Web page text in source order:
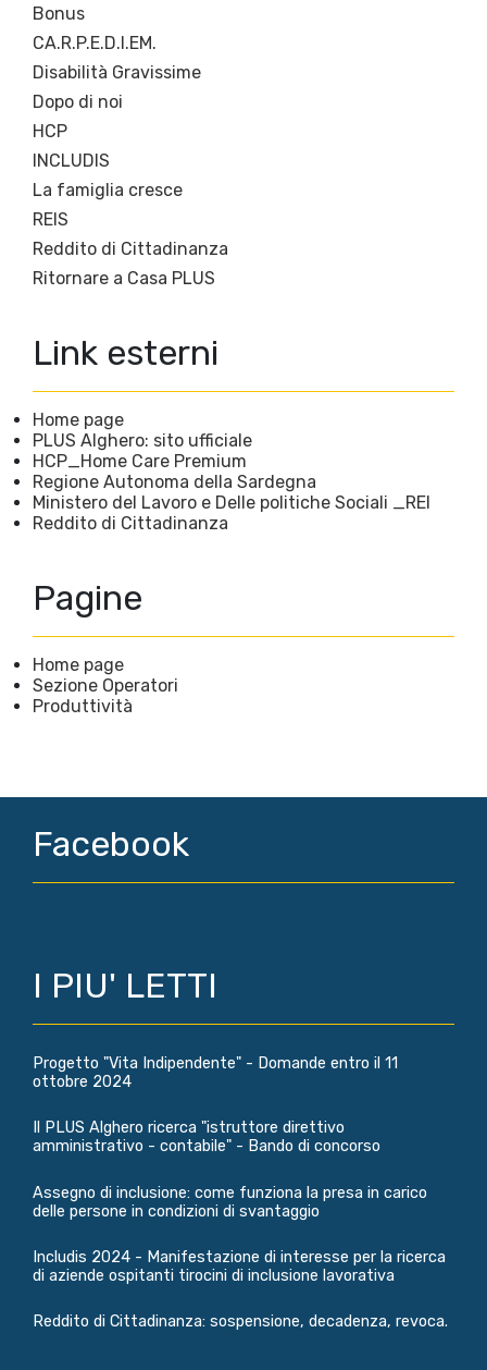
Bonus
CA.R.P.E.D.I.EM.
Disabilità Gravissime
Dopo di noi
HCP
INCLUDIS
La famiglia cresce
REIS
Reddito di Cittadinanza
Ritornare a Casa PLUS
Link esterni
Home page
PLUS Alghero: sito ufficiale
HCP_Home Care Premium
Regione Autonoma della Sardegna
Ministero del Lavoro e Delle politiche Sociali _REI
Reddito di Cittadinanza
Pagine
Home page
Sezione Operatori
Produttività
Facebook
I PIU' LETTI
Progetto "Vita Indipendente" - Domande entro il 11
ottobre 2024
Il PLUS Alghero ricerca "istruttore direttivo
amministrativo - contabile" - Bando di concorso
Assegno di inclusione: come funziona la presa in carico
delle persone in condizioni di svantaggio
Includis 2024 - Manifestazione di interesse per la ricerca
di aziende ospitanti tirocini di inclusione lavorativa
Reddito di Cittadinanza: sospensione, decadenza, revoca.